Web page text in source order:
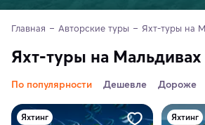
Главная Авторские туры Яхт-туры на
Яхт-туры на Мальдивах
По популярности Дешевле Дороже
Яхтинг Яхтинг